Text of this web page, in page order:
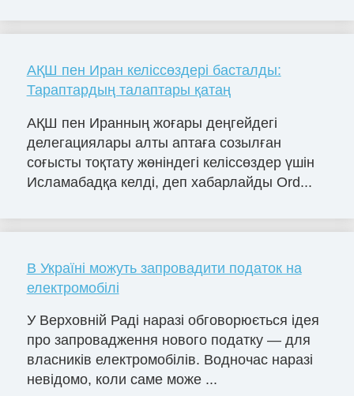
АҚШ пен Иран келіссөздері басталды:
Тараптардың талаптары қатаң
АҚШ пен Иранның жоғары деңгейдегі
делегациялары алты аптаға созылған
соғысты тоқтату жөніндегі келіссөздер үшін
Исламабадқа келді, деп хабарлайды Ord...
В Україні можуть запровадити податок на
електромобілі
У Верховній Раді наразі обговорюється ідея
про запровадження нового податку — для
власників електромобілів. Водночас наразі
невідомо, коли саме може ...